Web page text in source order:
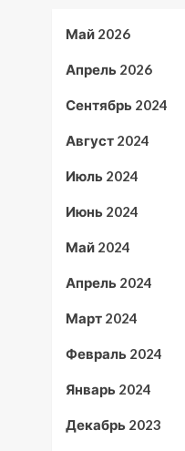
Май 2026
Апрель 2026
Сентябрь 2024
Август 2024
Июль 2024
Июнь 2024
Май 2024
Апрель 2024
Март 2024
Февраль 2024
Январь 2024
Декабрь 2023